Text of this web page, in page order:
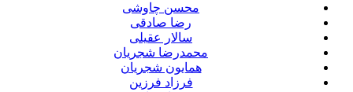
محسن چاوشی
رضا صادقی
سالار عقیلی
محمدرضا شجریان
همایون شجریان
فرزاد فرزین